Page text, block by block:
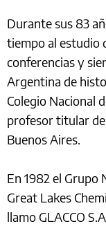
Durante sus 83
tiempo al estudio
conferencias y
Argentina de
Colegio Nacional
profesor titular
Buenos Aires.
En 1982 el Grupo
Great Lakes
llamo GLACCO